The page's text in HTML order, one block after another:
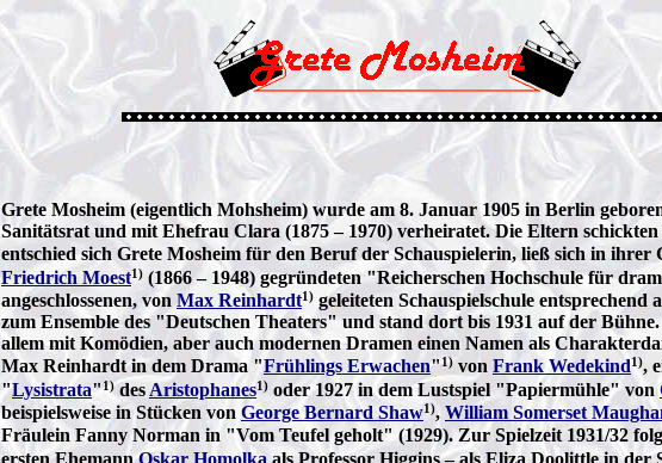
Grete Mosheim (eigentlich Mohsheim) wurde am 8. Januar 1905 in Berlin
Sanitätsrat und mit Ehefrau Clara (1875 – 1970) verheiratet. Die Eltern
entschied sich Grete Mosheim für den Beruf der Schauspielerin, ließ sich in ihrer
Friedrich Moest1) (1866 – 1948) gegründeten "Reicherschen Hochschule für
angeschlossenen, von Max Reinhardt1) geleiteten Schauspielschule
zum Ensemble des "Deutschen Theaters" und stand dort bis 1931 auf der
allem mit Komödien, aber auch modernen Dramen einen Namen als
Max Reinhardt in dem Drama "Frühlings Erwachen"1) von Frank Wedekind1),
"Lysistrata"1)des Aristophanes1) oder 1927 in dem Lustspiel "Papiermühle" von
beispielsweise in Stücken von George Bernard Shaw1), William Somerset
Fräulein Fanny Norman in "Vom Teufel geholt" (1929). Zur Spielzeit 1931/32
ersten EhemannOskar Homolka als Professor Higgins – als Eliza Doolittle in der